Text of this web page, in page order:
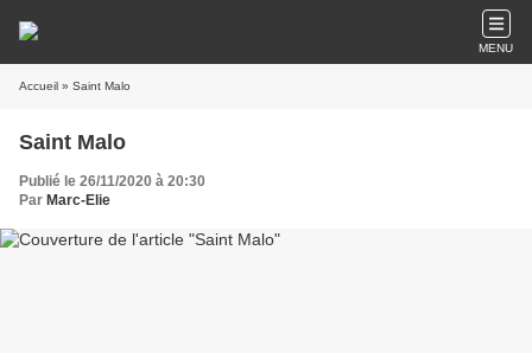
MENU
Accueil » Saint Malo
Saint Malo
Publié le 26/11/2020 à 20:30
Par Marc-Elie